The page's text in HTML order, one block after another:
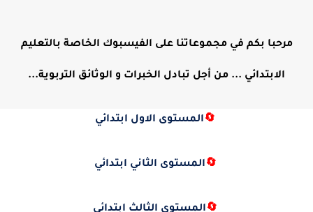
مرحبا بكم في مجموعاتنا على الفيسبوك الخاصة بالتعليم
الابتدائي ... من أجل تبادل الخبرات و الوثائق التربوية...
🔄المستوى الاول ابتدائي
🔄المستوى الثاني ابتدائي
🔄المستوى الثالث ابتدائي